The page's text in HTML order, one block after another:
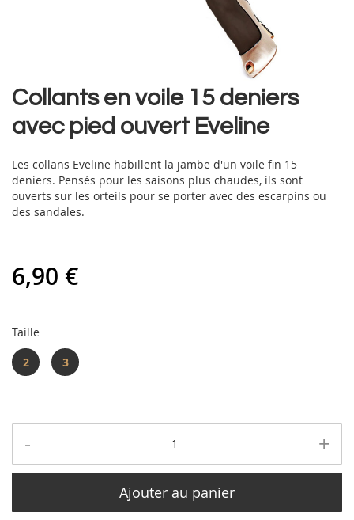
Skip
the
beginning
the
images
gallery
Collants en voile 15 deniers
avec pied ouvert Eveline
Les collans Eveline habillent la jambe d'un voile fin 15
deniers. Pensés pour les saisons plus chaudes, ils sont
ouverts sur les orteils pour se porter avec des escarpins ou
des sandales.
6,90 €
Taille
2
3
- +
Ajouter au panier